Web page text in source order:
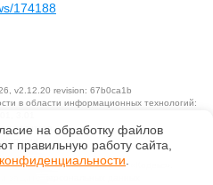
174188
v2.12.20 revision: 67b0ca1b
в области информационных технологий:
политика
права принадлежат АО «Кодекс».
защите персональных данных
на обработку файлов
правильную работу сайта,